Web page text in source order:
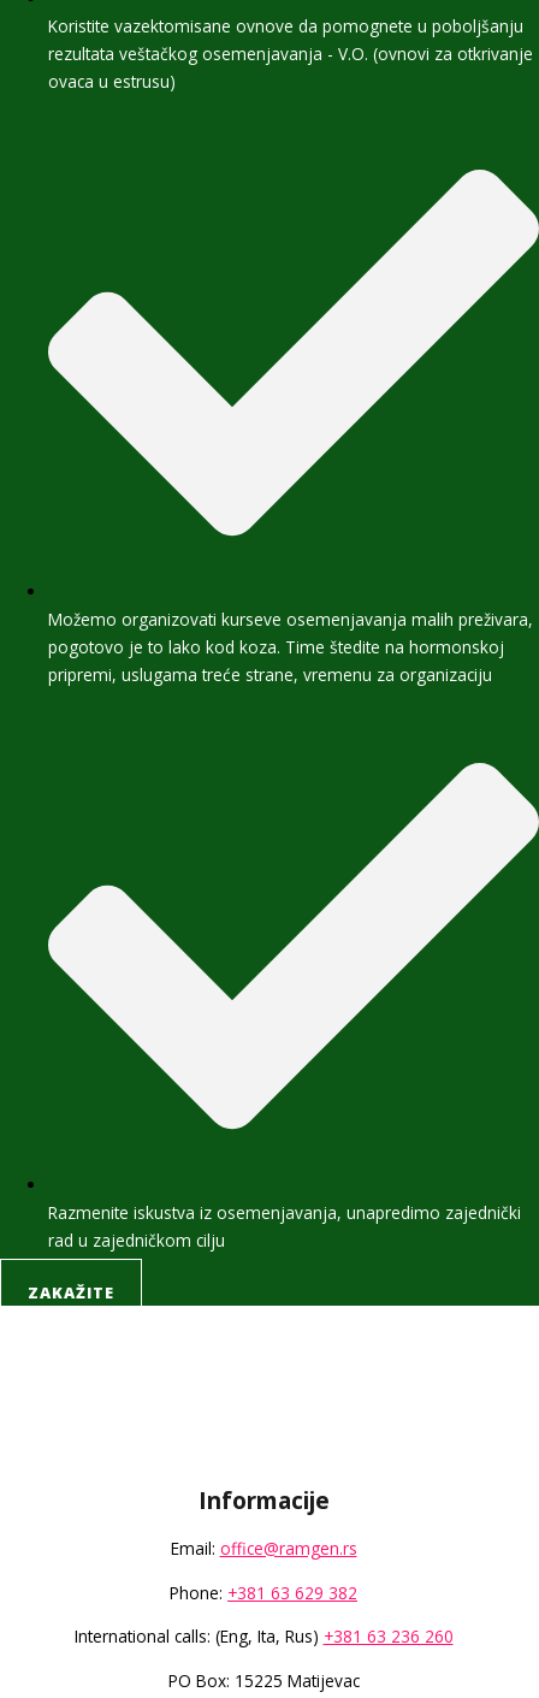
Koristite vazektomisane ovnove da pomognete u poboljšanju
rezultata veštačkog osemenjavanja - V.O. (ovnovi za otkrivanje
ovaca u estrusu)
Možemo organizovati kurseve osemenjavanja malih preživara,
pogotovo je to lako kod koza. Time štedite na hormonskoj
pripremi, uslugama treće strane, vremenu za organizaciju
Razmenite iskustva iz osemenjavanja, unapredimo zajednički
rad u zajedničkom cilju
ZAKAŽITE
Informacije
Email: office@ramgen.rs
Phone: +381 63 629 382
International calls: (Eng, Ita, Rus) +381 63 236 260
PO Box: 15225 Matijevac